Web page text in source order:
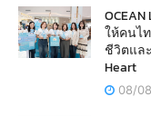
ให้คนไ
ชีวิตแล
Heart
08/